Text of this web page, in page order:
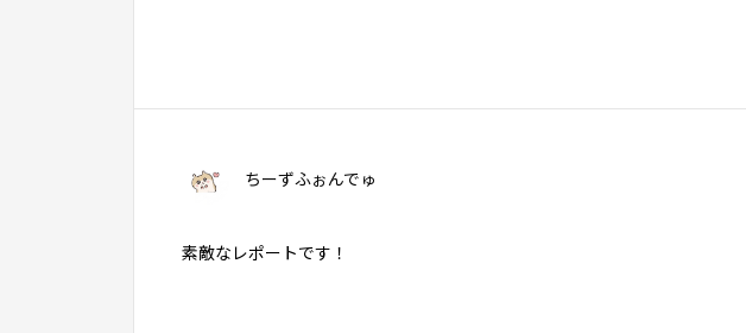
ちーずふぉんでゅ
素敵なレポートです！